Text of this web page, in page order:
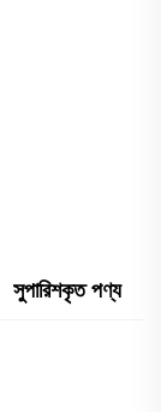
সুপারিশকৃত পণ্য